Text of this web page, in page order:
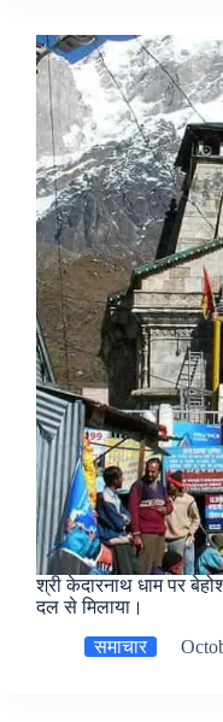
श्री केदारनाथ धाम पर
दल से मिलाया।
समाचार